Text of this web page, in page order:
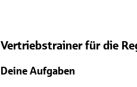
Vertriebstrainer für die
Deine Aufgaben